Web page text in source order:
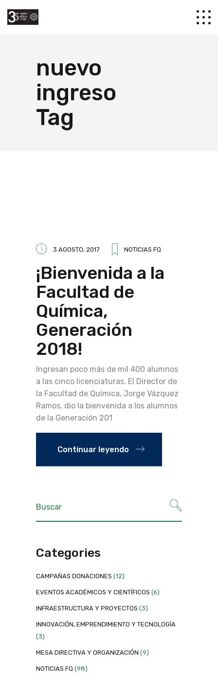
nuevo
ingreso
Tag
3 AGOSTO, 2017 NOTICIAS FQ
¡Bienvenida a la
Facultad de
Química,
Generación
2018!
Ingresan poco más de mil 400 alumnos
a las cinco licenciaturas. El Director de
la Facultad de Química, Jorge Vázquez
Ramos, dio la bienvenida a los alumnos
de la Generación 201
Continuar leyendo
Categories
CAMPAÑAS DONACIONES (12)
EVENTOS ACADÉMICOS Y CIENTÍFICOS (6)
INFRAESTRUCTURA Y PROYECTOS (3)
INNOVACIÓN, EMPRENDIMIENTO Y TECNOLOGÍA
(3)
MESA DIRECTIVA Y ORGANIZACIÓN (9)
NOTICIAS FQ (98)